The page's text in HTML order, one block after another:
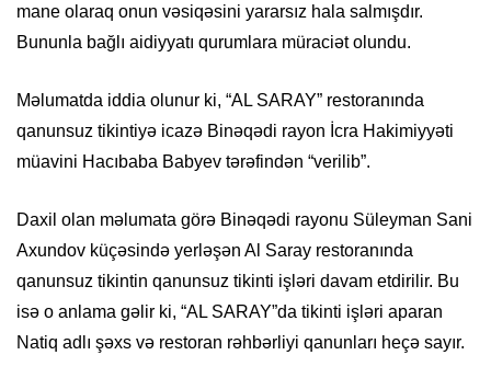
mane olaraq onun vəsiqəsini yararsız hala salmışdır.
Bununla bağlı aidiyyatı qurumlara müraciət olundu.
Məlumatda iddia olunur ki, “AL SARAY” restoranında
qanunsuz tikintiyə icazə Binəqədi rayon İcra Hakimiyyəti
müavini Hacıbaba Babyev tərəfindən “verilib”.
Daxil olan məlumata görə Binəqədi rayonu Süleyman Sani
Axundov küçəsində yerləşən Al Saray restoranında
qanunsuz tikintin qanunsuz tikinti işləri davam etdirilir. Bu
isə o anlama gəlir ki, “AL SARAY”da tikinti işləri aparan
Natiq adlı şəxs və restoran rəhbərliyi qanunları heçə sayır.